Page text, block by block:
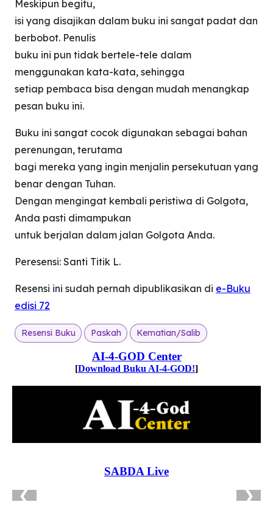
Meskipun begitu,
isi yang disajikan dalam buku ini sangat padat dan
berbobot. Penulis
buku ini pun tidak bertele-tele dalam
menggunakan kata-kata, sehingga
setiap pembaca bisa dengan mudah menangkap
pesan buku ini.
Buku ini sangat cocok digunakan sebagai bahan
perenungan, terutama
bagi mereka yang ingin menjalin persekutuan yang
benar dengan Tuhan.
Dengan mengingat kembali peristiwa di Golgota,
Anda pasti dimampukan
untuk berjalan dalam jalan Golgota Anda.
Peresensi: Santi Titik L.
Resensi ini sudah pernah dipublikasikan di e-Buku
edisi 72
Resensi Buku Paskah Kematian/Salib